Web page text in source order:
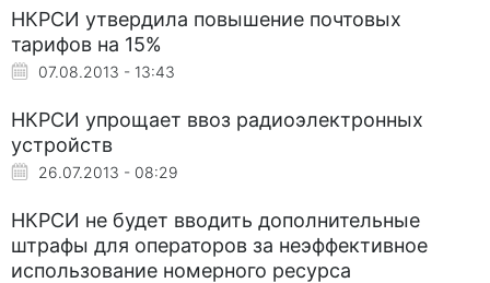
НКРСИ утвердила повышение почтовых
тарифов на 15%
07.08.2013 - 13:43
НКРСИ упрощает ввоз радиоэлектронных
устройств
26.07.2013 - 08:29
НКРСИ не будет вводить дополнительные
штрафы для операторов за неэффективное
использование номерного ресурса